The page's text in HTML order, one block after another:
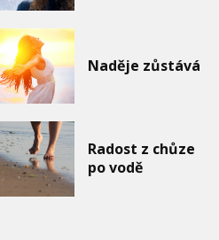
Naděje zůstává
Radost z chůze
po vodě